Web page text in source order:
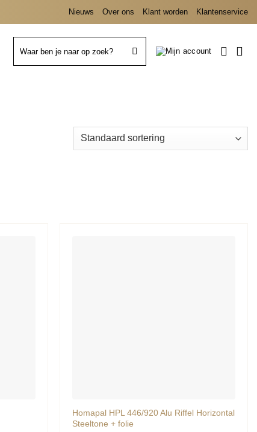
Nieuws Over ons Klant worden Klantenservice
naar:
Homapal HPL 446/920 Alu Riffel Horizontal
Steeltone + folie